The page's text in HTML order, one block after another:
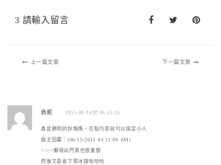
3 請輸入留言
上一篇文章 下一篇文章
商妮 2015-06-14 於 00:55:35
真是聰明的好媽媽，花點巧思就可以搞定小人
版主回覆：(06/15/2015 03:11:09 AM)
>///<懶得出門買也很重要
然後又能省下買冰錢哈哈哈